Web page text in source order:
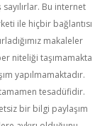
Bu internet
ile hiçbir bağlantısı
makaleler
niteliği taşımamakta
yapılmamaktadır.
tesadüfidir.
bir bilgi paylaşım